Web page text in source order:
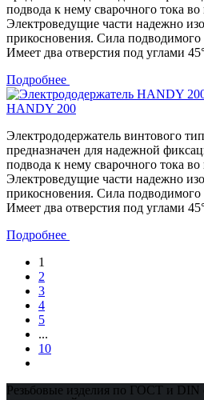
подвода к нему сварочного тока
Электроведущие части надежно
прикосновения. Сила
Имеет два отверстия под углами
Подробнее
HANDY 200
Электрододержатель винтового
предназначен для надежной
подвода к нему сварочного тока
Электроведущие части надежно
прикосновения. Сила
Имеет два отверстия под углами
Подробнее
1
2
3
4
5
...
10
Резьбовые изделия по ГОСТ и DIN